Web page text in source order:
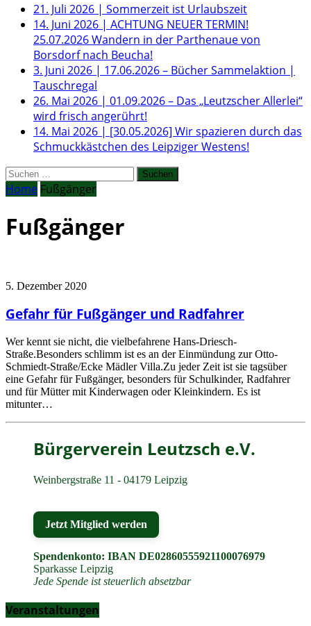
21. Juli 2026 | Sommerzeit ist Urlaubszeit
14. Juni 2026 | ACHTUNG NEUER TERMIN!
25.07.2026 Wandern in der Parthenaue von
Borsdorf nach Beucha!
3. Juni 2026 | 17.06.2026 – Bücher Sammelaktion |
Tauschregal
26. Mai 2026 | 01.09.2026 – Das „Leutzscher Allerlei“
wird frisch angerührt!
14. Mai 2026 | [30.05.2026] Wir spazieren durch das
Schmuckkästchen des Leipziger Westens!
Suchen
nach:
Home Fußgänger
Fußgänger
5. Dezember 2020
Gefahr für Fußgänger und Radfahrer
Wer kennt sie nicht, die vielbefahrene Hans-Driesch-
Straße.Besonders schlimm ist es an der Einmündung zur Otto-
Schmiedt-Straße/Ecke Mädler Villa.Zu jeder Zeit ist sie tagsüber
eine Gefahr für Fußgänger, besonders für Schulkinder, Radfahrer
und für Mütter mit Kinderwagen oder Kleinkindern. Es ist
mitunter…
Bürgerverein Leutzsch e.V.
Weinbergstraße 11 - 04179 Leipzig
Jetzt Mitglied werden
Spendenkonto: IBAN DE02860555921100076979
Sparkasse Leipzig
Jede Spende ist steuerlich absetzbar
Veranstaltungen